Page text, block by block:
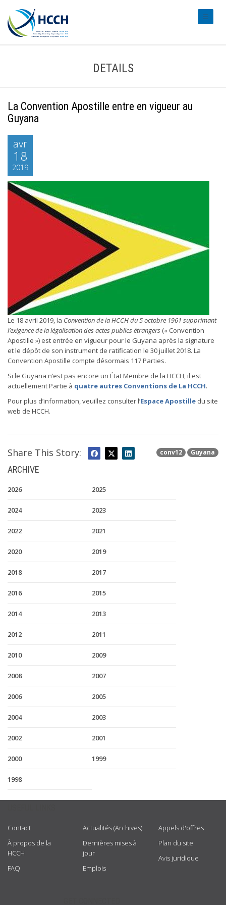
DETAILS
La Convention Apostille entre en vigueur au
Guyana
avr
18
2019
Le 18 avril 2019, la Convention de la HCCH du 5 octobre 1961 supprimant
l’exigence de la légalisation des actes publics étrangers (« Convention
Apostille ») est entrée en vigueur pour le Guyana après la signature
et le dépôt de son instrument de ratification le 30 juillet 2018. La
Convention Apostille compte désormais 117 Parties.
Si le Guyana n’est pas encore un État Membre de la HCCH, il est
actuellement Partie à quatre autres Conventions de La HCCH.
Pour plus d’information, veuillez consulter l’Espace Apostille du site
web de HCCH.
conv12 Guyana
Share This Story:
ARCHIVE
2026 2025
2024 2023
2022 2021
2020 2019
2018 2017
2016 2015
2014 2013
2012 2011
2010 2009
2008 2007
2006 2005
2004 2003
2002 2001
2000 1999
1998
Contact
À propos de la
HCCH
FAQ
Actualités (Archives)
Dernières mises à
jour
Emplois
Appels d'offres
Plan du site
Avis juridique